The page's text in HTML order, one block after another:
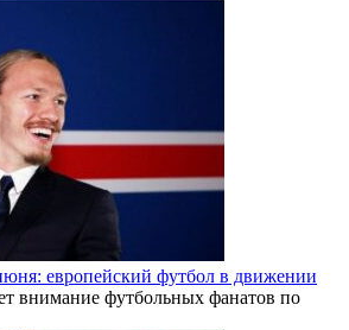
европейский футбол в движении
внимание футбольных фанатов по